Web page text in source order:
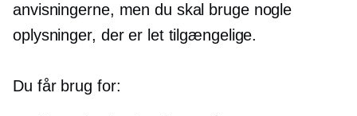
anvisningerne, men du skal bruge nogle
oplysninger, der er let tilgængelige.
Du får brug for: